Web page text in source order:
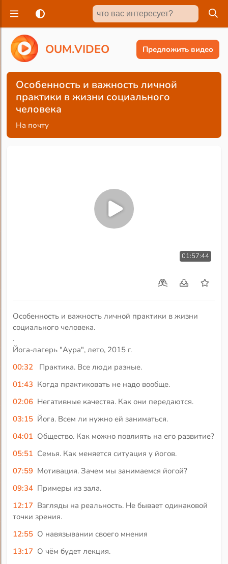
OUM.VIDEO Предложить видео
Особенность и важность личной
практики в жизни социального
человека
На почту
01:57:44
Особенность и важность личной практики в жизни
социального человека.
.
Йога-лагерь "Аура", лето, 2015 г.
00:32
Практика. Все люди разные.
01:43 Когда практиковать не надо вообще.
02:06 Негативные качества. Как они передаются.
03:15 Йога. Всем ли нужно ей заниматься.
04:01 Общество. Как можно повлиять на его развитие?
05:51 Семья. Как меняется ситуация у йогов.
07:59 Мотивация. Зачем мы занимаемся йогой?
09:34 Примеры из зала.
12:17 Взгляды на реальность. Не бывает одинаковой
точки зрения.
12:55 О навязывании своего мнения
13:17 О чём будет лекция.